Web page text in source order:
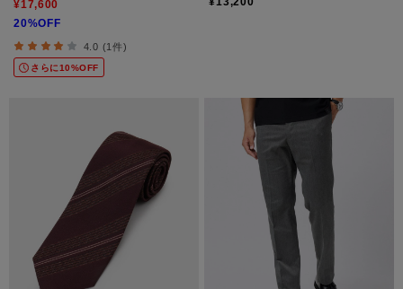
¥17,600
20%OFF
4.0 (1件)
さらに10%OFF